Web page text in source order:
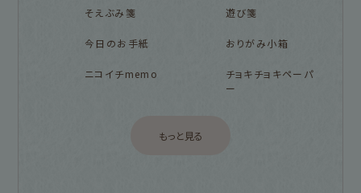
そえぶみ箋 遊び箋
今日のお手紙 おりがみ小箱
ニコイチmemo
チョキチョキペーパ
ー
もっと見る